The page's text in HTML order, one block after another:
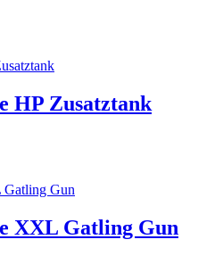
HP Zusatztank
XXL Gatling Gun